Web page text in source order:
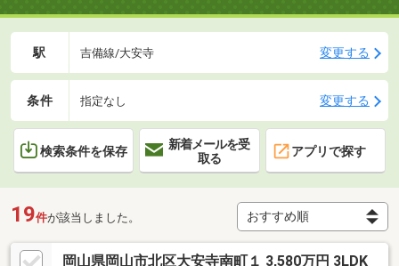
駅 吉備線/大安寺 変更する
条件 指定なし 変更する
検索条件を保存
新着メールを受
取る
アプリで探す
19件が該当しました。
岡山県岡山市北区大安寺南町１ 3,580万円 3LDK